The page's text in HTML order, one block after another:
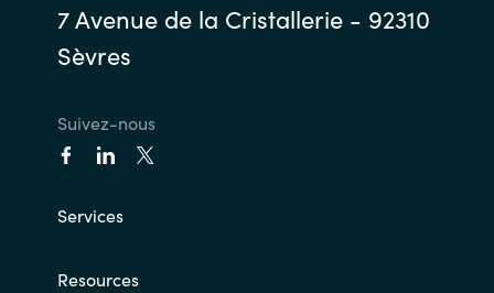
7 Avenue de la Cristallerie - 92310
Sèvres
Suivez-nous
Services
Resources